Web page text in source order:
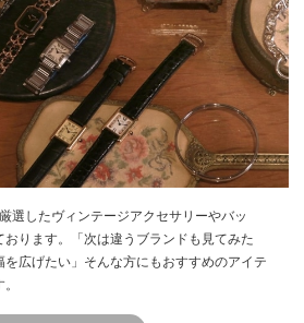
選したヴィンテージアクセサリーやバッ
ります。「次は違うブランドも見てみた
広げたい」そんな方にもおすすめのアイテ